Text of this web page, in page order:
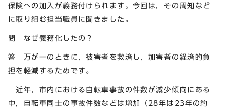
保険への加入が義務付けられます。今回は，その周知など
に取り組む担当職員に聞きました。
問 なぜ義務化したの？
答 万が一のときに，被害者を救済し，加害者の経済的負
担を軽減するためです。
近年，市内における自転車事故の件数が減少傾向にある
中，自転車同士の事故件数などは増加（28年は23年の約